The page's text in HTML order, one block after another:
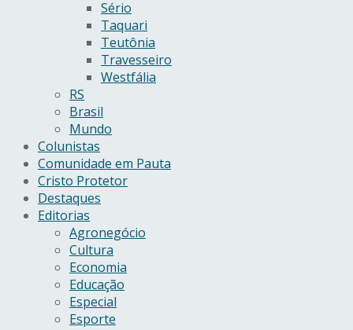
Sério
Taquari
Teutônia
Travesseiro
Westfália
RS
Brasil
Mundo
Colunistas
Comunidade em Pauta
Cristo Protetor
Destaques
Editorias
Agronegócio
Cultura
Economia
Educação
Especial
Esporte